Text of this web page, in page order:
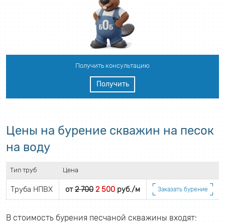
Получить консультацию
Получить
Цены на бурение скважин на песок
на воду
Тип труб Цена
Труба НПВХ от2 700 2 500 руб./м Заказать бурение
В стоимость бурения песчаной скважины входят: